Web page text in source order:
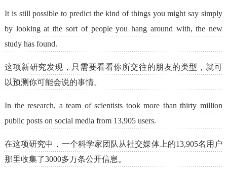
It is still possible to predict the kind of things you might say simply
by looking at the sort of people you hang around with, the new
study has found.
这项新研究发现，只需要看看你所交往的朋友的类型，就可
以预测你可能会说的事情。
In the research, a team of scientists took more than thirty million
public posts on social media from 13,905 users.
在这项研究中，一个科学家团队从社交媒体上的13,905名用户
那里收集了3000多万条公开信息。